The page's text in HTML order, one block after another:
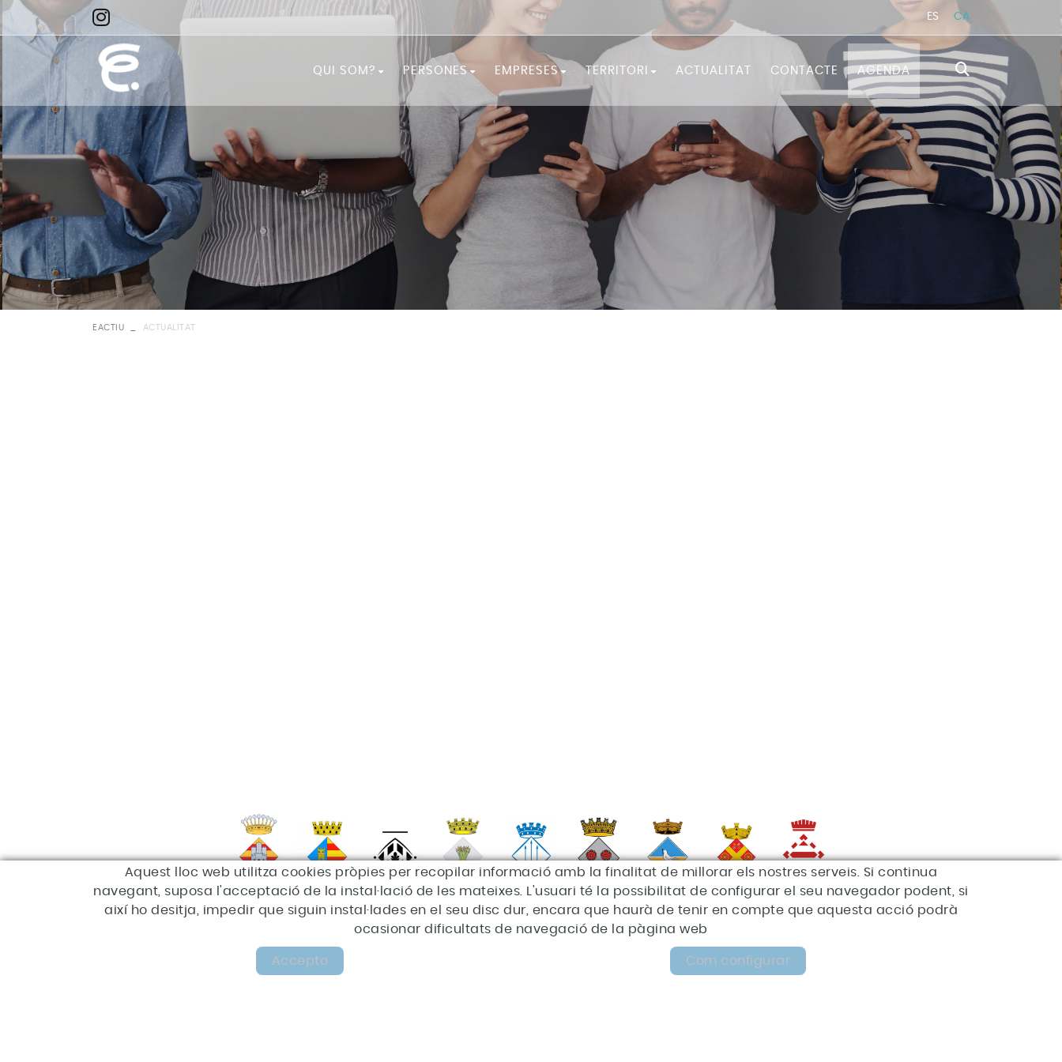
ES CA
QUI SOM?
Missió
PERSONES
FORMA'T!
NECESSITES ORIENTACIÓ?
BUSQUES FEINA?
RECURSOS I CONSELLS
PROGRAMES D'OCUPACIÓ I
DESENVOLUPAMENT LOCAL
EMPRESES
SERVEIS A LES EMPRESES
EMPRENEDORIA
NECESSITES PERSONAL?
IGUALTAT I FEMINISME
TERRITORI
OBSERVATORI
DOCUMENTACIÓ ESTRATÈGICA
ACTUALITAT CONTACTE AGENDA
EACTIU ACTUALITAT
Públic d'Ocupació de
Catalunya en el marc dels
Aquest lloc web utilitza cookies pròpies per recopilar informació amb la finalitat de millorar els nostres serveis. Si continua
navegant, suposa l'acceptació de la instal·lació de les mateixes. L'usuari té la possibilitat de configurar el seu navegador podent, si
així ho desitja, impedir que siguin instal·lades en el seu disc dur, encara que haurà de tenir en compte que aquesta acció podrà
ocasionar dificultats de navegació de la pàgina web
Accepto Com configurar